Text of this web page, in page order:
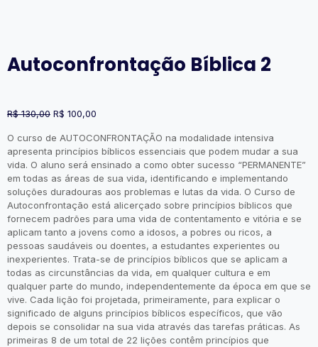
Autoconfrontação Bíblica 2
R$130,00 O
original
era:
R$ 130,00.
R$ 100,00
atual
é:
R$ 100,00.
O curso de AUTOCONFRONTAÇÃO na modalidade intensiva
apresenta princípios bíblicos essenciais que podem mudar a sua
vida. O aluno será ensinado a como obter sucesso “PERMANENTE”
em todas as áreas de sua vida, identificando e implementando
soluções duradouras aos problemas e lutas da vida. O Curso de
Autoconfrontação está alicerçado sobre princípios bíblicos que
fornecem padrões para uma vida de contentamento e vitória e se
aplicam tanto a jovens como a idosos, a pobres ou ricos, a
pessoas saudáveis ou doentes, a estudantes experientes ou
inexperientes. Trata-se de princípios bíblicos que se aplicam a
todas as circunstâncias da vida, em qualquer cultura e em
qualquer parte do mundo, independentemente da época em que se
vive. Cada lição foi projetada, primeiramente, para explicar o
significado de alguns princípios bíblicos específicos, que vão
depois se consolidar na sua vida através das tarefas práticas. As
primeiras 8 de um total de 22 lições contêm princípios que